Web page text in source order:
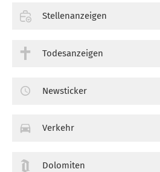
Stellenanzeigen
Todesanzeigen
Newsticker
Verkehr
Dolomiten